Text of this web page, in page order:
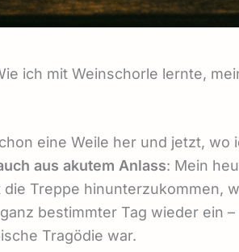
ich mit Weinschorle lernte,
eine Weile her und jetzt,
aus akutem Anlass: Mein
die Treppe hinunterzukommen,
bestimmter Tag wieder ein
Tragödie war.